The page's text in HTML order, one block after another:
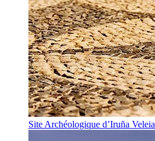
Site Archéologique d’Iruña Veleia